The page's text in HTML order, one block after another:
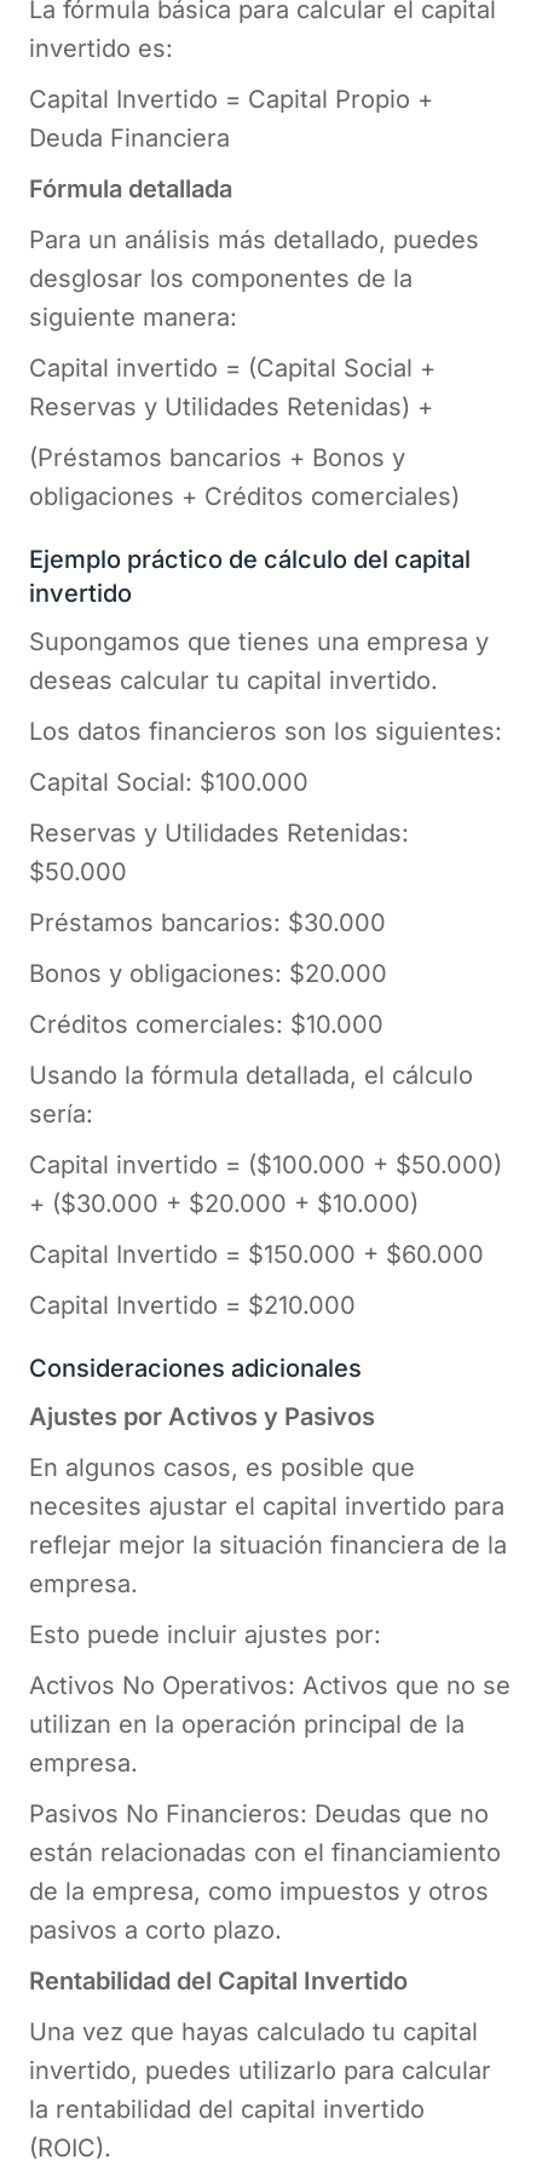
La fórmula básica para calcular el capital
invertido es:
Capital Invertido = Capital Propio +
Deuda Financiera
Fórmula detallada
Para un análisis más detallado, puedes
desglosar los componentes de la
siguiente manera:
Capital invertido = (Capital Social +
Reservas y Utilidades Retenidas) +
(Préstamos bancarios + Bonos y
obligaciones + Créditos comerciales)
Ejemplo práctico de cálculo del capital
invertido
Supongamos que tienes una empresa y
deseas calcular tu capital invertido.
Los datos financieros son los siguientes:
Capital Social: $100.000
Reservas y Utilidades Retenidas:
$50.000
Préstamos bancarios: $30.000
Bonos y obligaciones: $20.000
Créditos comerciales: $10.000
Usando la fórmula detallada, el cálculo
sería:
Capital invertido = ($100.000 + $50.000)
+ ($30.000 + $20.000 + $10.000)
Capital Invertido = $150.000 + $60.000
Capital Invertido = $210.000
Consideraciones adicionales
Ajustes por Activos y Pasivos
En algunos casos, es posible que
necesites ajustar el capital invertido para
reflejar mejor la situación financiera de la
empresa.
Esto puede incluir ajustes por:
Activos No Operativos: Activos que no se
utilizan en la operación principal de la
empresa.
Pasivos No Financieros: Deudas que no
están relacionadas con el financiamiento
de la empresa, como impuestos y otros
pasivos a corto plazo.
Rentabilidad del Capital Invertido
Una vez que hayas calculado tu capital
invertido, puedes utilizarlo para calcular
la rentabilidad del capital invertido
(ROIC).